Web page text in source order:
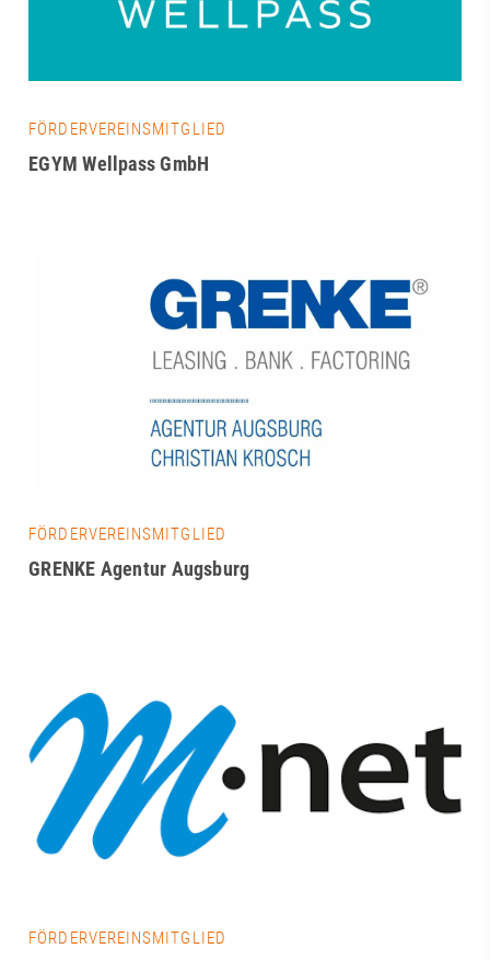
FÖRDERVEREINSMITGLIED
EGYM Wellpass GmbH
FÖRDERVEREINSMITGLIED
GRENKE Agentur Augsburg
FÖRDERVEREINSMITGLIED